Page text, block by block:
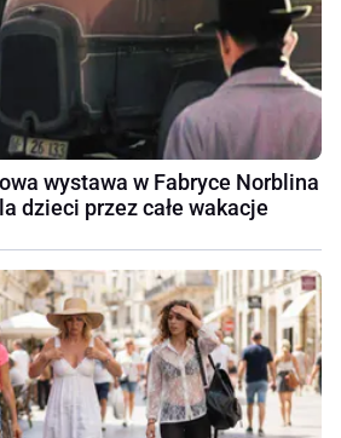
wystawa w Fabryce Norblina
dzieci przez całe wakacje